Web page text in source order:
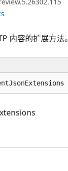
内容的扩展方法。